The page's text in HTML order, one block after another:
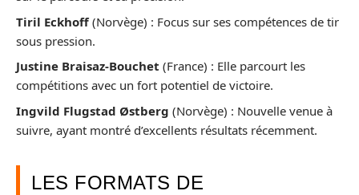
Tiril Eckhoff(Norvège) : Focus sur ses compétences de tir
sous pression.
Justine Braisaz-Bouchet (France) : Elle parcourt les
compétitions avec un fort potentiel de victoire.
Ingvild Flugstad Østberg (Norvège) : Nouvelle venue à
suivre, ayant montré d’excellents résultats récemment.
LES FORMATS DE